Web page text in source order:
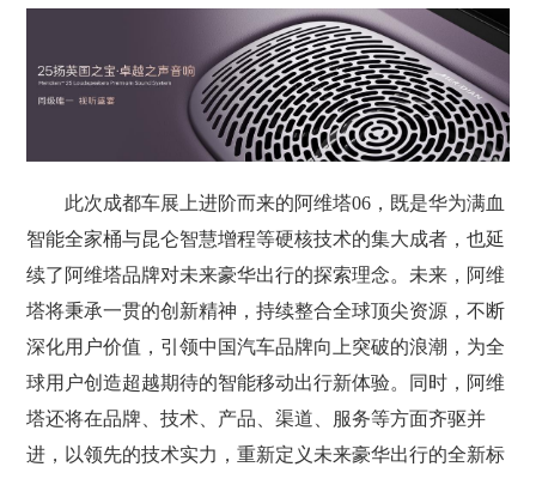
此次成都车展上进阶而来的阿维塔06，既是华为满血
智能全家桶与昆仑智慧增程等硬核技术的集大成者，也延
续了阿维塔品牌对未来豪华出行的探索理念。未来，阿维
塔将秉承一贯的创新精神，持续整合全球顶尖资源，不断
深化用户价值，引领中国汽车品牌向上突破的浪潮，为全
球用户创造超越期待的智能移动出行新体验。同时，阿维
塔还将在品牌、技术、产品、渠道、服务等方面齐驱并
进，以领先的技术实力，重新定义未来豪华出行的全新标